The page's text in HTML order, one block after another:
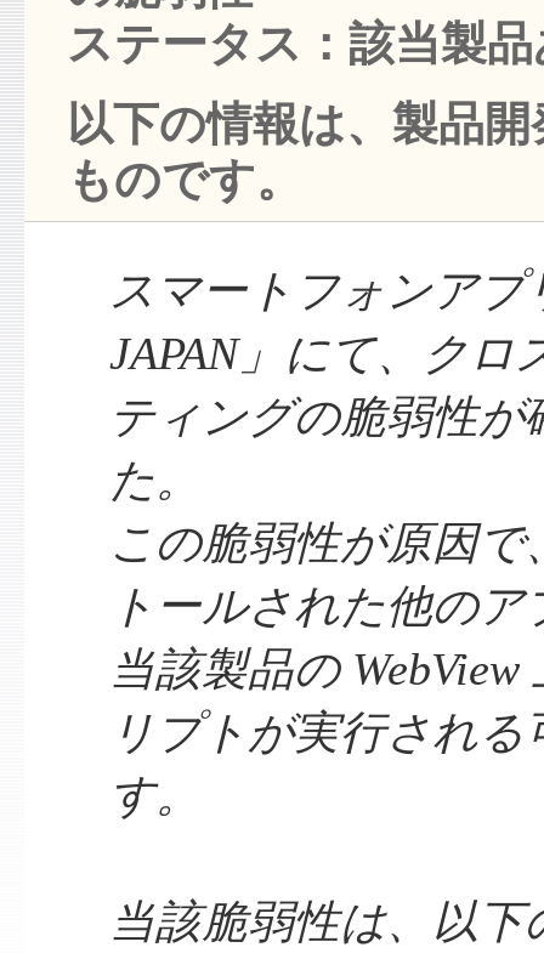
ステータス：該当製
以下の情報は、製品
ものです。
スマートフォンアプ
JAPAN」にて、クロ
ティングの脆弱性が
た。
この脆弱性が原因で
トールされた他の
当該製品の
リプトが実行され
す。
当該脆弱性は、以